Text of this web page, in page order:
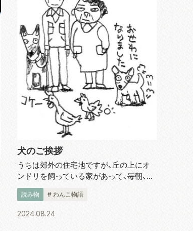
犬のご挨拶
うちは郊外の住宅地ですが、丘の上にオ
ンドリを飼っている家があって、毎朝、と
んでもなく早い時間にコッケコッコーと
鳴くので、ご近所めいわくになっていま
した。 その家は、オンドリの他に、ウコッ
読み物 # わんこ物語
2024.08.24